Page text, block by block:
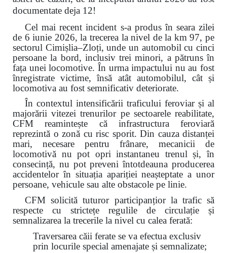
documentate deja 12!
Cel mai recent incident s-a produs în seara zilei
de 6 iunie 2026, la trecerea la nivel de la km 97, pe
sectorul Cimișlia–Zloți, unde un automobil cu cinci
persoane la bord, inclusiv trei minori, a pătruns în
fața unei locomotive. În urma impactului nu au fost
înregistrate victime, însă atât automobilul, cât și
locomotiva au fost semnificativ deteriorate.
În contextul intensificării traficului feroviar și al
majorării vitezei trenurilor pe sectoarele reabilitate,
CFM reamintește că infrastructura feroviară
reprezintă o zonă cu risc sporit. Din cauza distanței
mari, necesare pentru frânare, mecanicii de
locomotivă nu pot opri instantaneu trenul și, în
consecință, nu pot preveni întotdeauna producerea
accidentelor în situația apariției neașteptate a unor
persoane, vehicule sau alte obstacole pe linie.
CFM solicită tuturor participanțior la trafic să
respecte cu strictețe regulile de circulație și
semnalizarea la trecerile la nivel cu calea ferată:
Traversarea căii ferate se va efectua exclusiv
prin locurile special amenajate și semnalizate;